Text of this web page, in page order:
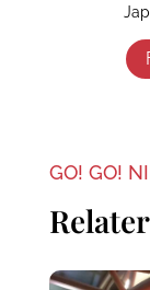
GO! GO!